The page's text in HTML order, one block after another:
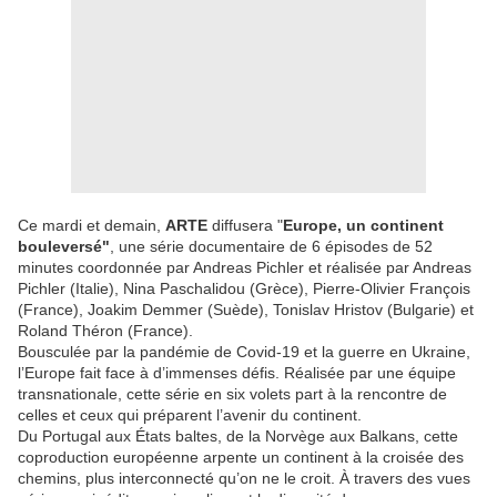
Ce mardi et demain, ARTE diffusera "Europe, un continent
bouleversé" , une série documentaire de 6 épisodes de 52
minutes coordonnée par Andreas Pichler et réalisée par Andreas
Pichler (Italie), Nina Paschalidou (Grèce), Pierre-Olivier François
(France), Joakim Demmer (Suède), Tonislav Hristov (Bulgarie) et
Roland Théron (France).
Bousculée par la pandémie de Covid-19 et la guerre en Ukraine,
l’Europe fait face à d’immenses défis. Réalisée par une équipe
transnationale, cette série en six volets part à la rencontre de
celles et ceux qui préparent l’avenir du continent.
Du Portugal aux États baltes, de la Norvège aux Balkans, cette
coproduction européenne arpente un continent à la croisée des
chemins, plus interconnecté qu’on ne le croit. À travers des vues